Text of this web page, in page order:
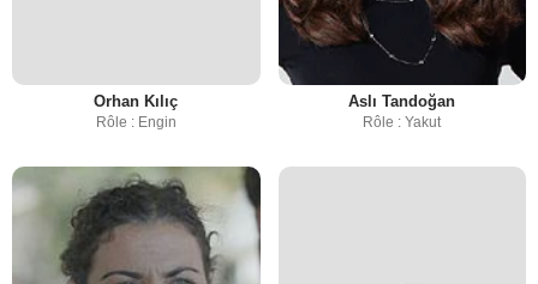
Orhan Kılıç
Rôle : Engin
Aslı Tandoğan
Rôle : Yakut